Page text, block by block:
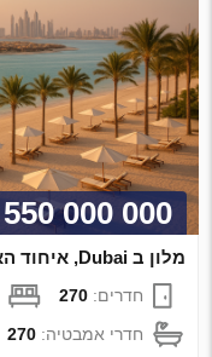
550 000 000 AED
מלון ב Dubai, איחוד האמירויות 28 מ"ר מספר 647295
חדרים:270
חדרי אמבטיה:270